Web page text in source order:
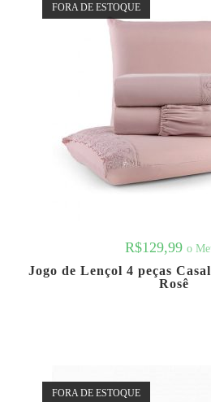
FORA DE ESTOQUE
R$129,99 o
Jogo de Lençol 4 peças
Rosê
FORA DE ESTOQUE